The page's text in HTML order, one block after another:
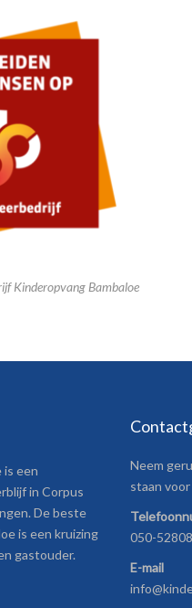
Kinderopvang Bambaloe
is een
in Corpus
De beste
is een kruizing
gastouder.
Neem
staan
050-
E-mail